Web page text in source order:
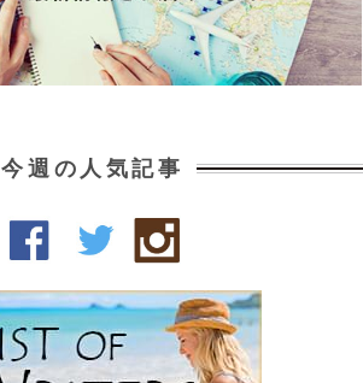
今週の人気記事